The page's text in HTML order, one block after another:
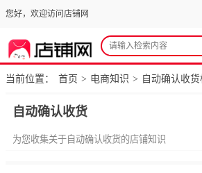
您好，欢迎访问店铺网
当前位置： 首页 > 电商知识 > 自动确认收
自动确认收货
为您收集关于自动确认收货的店铺知识